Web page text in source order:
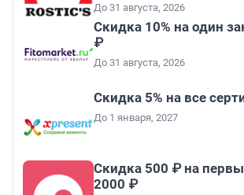
До 31 августа, 2026
Скидка 10% на один
₽
До 31 августа, 2026
Скидка 5% на все
До 1 января, 2027
Скидка 500 ₽ на
2000 ₽